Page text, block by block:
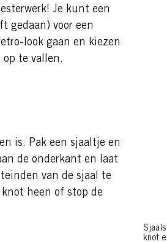
Je kunt een
gedaan) voor een
look gaan en kiezen
op te vallen.
is. Pak een sjaaltje en
de onderkant en laat
van de sjaal te
heen of stop de
knot